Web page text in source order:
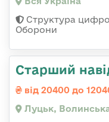
Структура
Оборони
Старший
від 20400 до
Луцьк,